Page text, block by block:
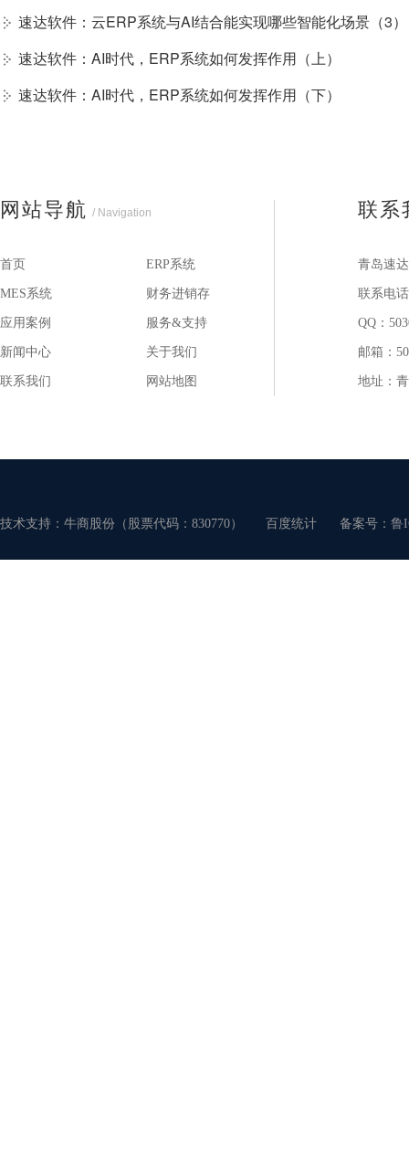
速达软件：云ERP系统与AI结合能实现哪些智能化场景（3）
速达软件：AI时代，ERP系统如何发挥作用（上）
速达软件：AI时代，ERP系统如何发挥作用（下）
网站导航 / Navigation
首页 ERP系统
MES系统 财务进销存
应用案例 服务&支持
新闻中心 关于我们
联系我们 网站地图
联系
青岛速
联系电话
QQ：
邮箱：
地址：
技术支持：牛商股份（股票代码：830770） 百度统计 备案号： 鲁